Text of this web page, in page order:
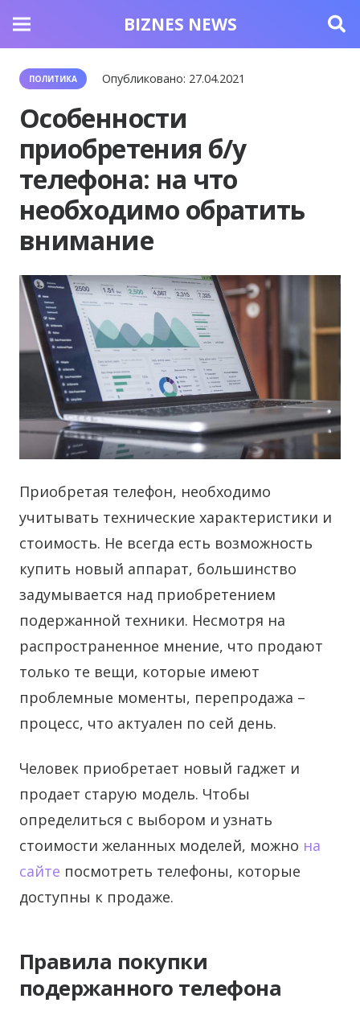
BIZNES NEWS
ПОЛИТИКА Опубликовано: 27.04.2021
Особенности
приобретения б/у
телефона: на что
необходимо обратить
внимание
Приобретая телефон, необходимо
учитывать технические характеристики и
стоимость. Не всегда есть возможность
купить новый аппарат, большинство
задумывается над приобретением
подержанной техники. Несмотря на
распространенное мнение, что продают
только те вещи, которые имеют
проблемные моменты, перепродажа –
процесс, что актуален по сей день.
Человек приобретает новый гаджет и
продает старую модель. Чтобы
определиться с выбором и узнать
стоимости желанных моделей, можно на
сайте посмотреть телефоны, которые
доступны к продаже.
Правила покупки
подержанного телефона